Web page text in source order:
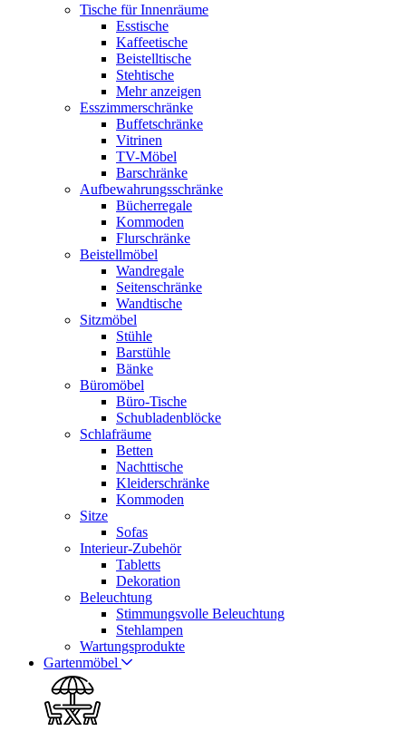
Tische für Innenräume
Esstische
Kaffeetische
Beistelltische
Stehtische
Mehr anzeigen
Esszimmerschränke
Buffetschränke
Vitrinen
TV-Möbel
Barschränke
Aufbewahrungsschränke
Bücherregale
Kommoden
Flurschränke
Beistellmöbel
Wandregale
Seitenschränke
Wandtische
Sitzmöbel
Stühle
Barstühle
Bänke
Büromöbel
Büro-Tische
Schubladenblöcke
Schlafräume
Betten
Nachttische
Kleiderschränke
Kommoden
Sitze
Sofas
Interieur-Zubehör
Tabletts
Dekoration
Beleuchtung
Stimmungsvolle Beleuchtung
Stehlampen
Wartungsprodukte
Gartenmöbel